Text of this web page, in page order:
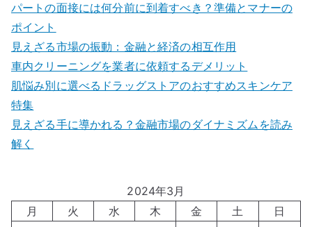
パートの面接には何分前に到着すべき？準備とマナーの
ポイント
見えざる市場の振動：金融と経済の相互作用
車内クリーニングを業者に依頼するデメリット
肌悩み別に選べるドラッグストアのおすすめスキンケア
特集
見えざる手に導かれる？金融市場のダイナミズムを読み
解く
2024年3月
月
火 水 木 金 土
日